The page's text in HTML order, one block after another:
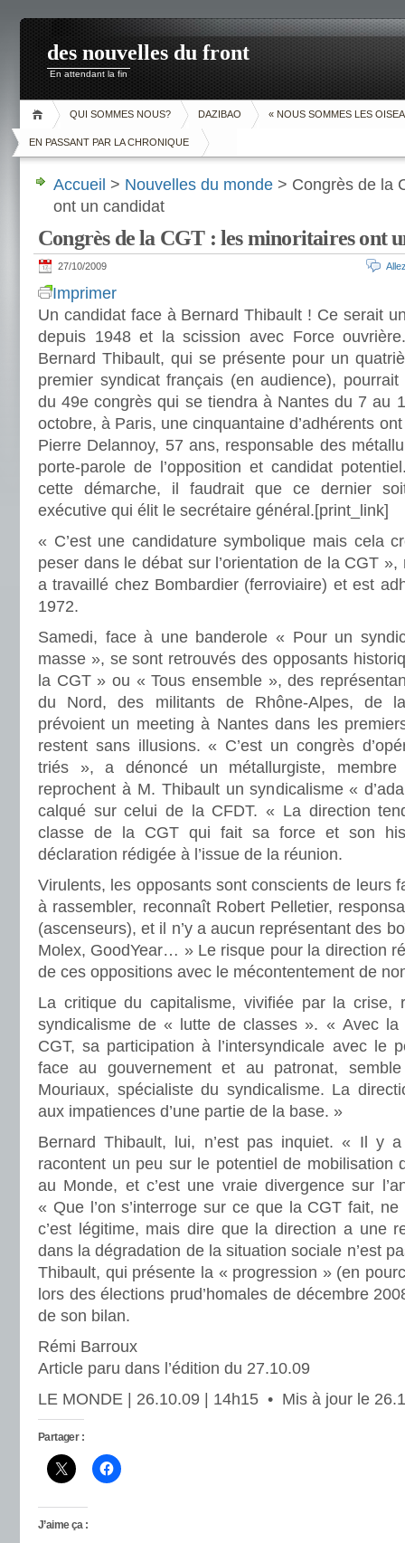
des nouvelles du front
En attendant la fin
QUI SOMMES NOUS? DAZIBAO « NOUS SOMMES LES
EN PASSANT PAR LA CHRONIQUE
Accueil > Nouvelles du monde > Congrès de la
ont un candidat
Congrès de la CGT : les minoritaires ont
27/10/2009
Imprimer
Un candidat face à Bernard Thibault ! Ce serait
depuis 1948 et la scission avec Force
Bernard Thibault, qui se présente pour un
premier syndicat français (en audience),
du 49e congrès qui se tiendra à Nantes du 7 au
octobre, à Paris, une cinquantaine d’adhérents
Pierre Delannoy, 57 ans, responsable des
porte-parole de l’opposition et candidat
cette démarche, il faudrait que ce dernier
exécutive qui élit le secrétaire général.[print_link]
« C’est une candidature symbolique mais cela
peser dans le débat sur l’orientation de la CGT »,
a travaillé chez Bombardier (ferroviaire) et est
1972.
Samedi, face à une banderole « Pour un
masse », se sont retrouvés des opposants
la CGT » ou « Tous ensemble », des
du Nord, des militants de Rhône-Alpes, de
prévoient un meeting à Nantes dans les
restent sans illusions. « C’est un congrès
triés », a dénoncé un métallurgiste,
reprochent à M. Thibault un syndicalisme «
calqué sur celui de la CFDT. « La direction
classe de la CGT qui fait sa force et son
déclaration rédigée à l’issue de la réunion.
Virulents, les opposants sont conscients de leurs
à rassembler, reconnaît Robert Pelletier,
(ascenseurs), et il n’y a aucun représentant des
Molex, GoodYear… » Le risque pour la direction
de ces oppositions avec le mécontentement de
La critique du capitalisme, vivifiée par la crise,
syndicalisme de « lutte de classes ». « Avec la
CGT, sa participation à l’intersyndicale avec le
face au gouvernement et au patronat,
Mouriaux, spécialiste du syndicalisme. La
aux impatiences d’une partie de la base. »
Bernard Thibault, lui, n’est pas inquiet. « Il y
racontent un peu sur le potentiel de mobilisation
au Monde, et c’est une vraie divergence sur
« Que l’on s’interroge sur ce que la CGT fait,
c’est légitime, mais dire que la direction a une
dans la dégradation de la situation sociale n’est
Thibault, qui présente la « progression » (en
lors des élections prud’homales de décembre
de son bilan.
Rémi Barroux
Article paru dans l’édition du 27.10.09
LE MONDE | 26.10.09 | 14h15 • Mis à jour le
Partager :
J’aime ça :